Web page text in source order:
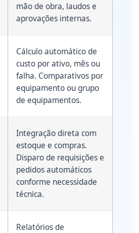
mão de obra, laudos e
aprovações internas.
Cálculo automático de
custo por ativo, mês ou
falha. Comparativos por
equipamento ou grupo
de equipamentos.
Integração direta com
estoque e compras.
Disparo de requisições e
pedidos automáticos
conforme necessidade
técnica.
Relatórios de